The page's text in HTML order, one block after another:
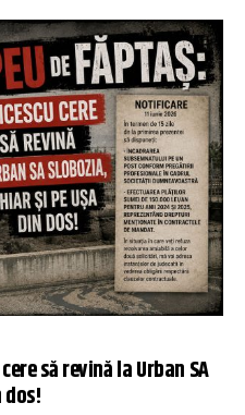
să revină la Urban SA
dos!